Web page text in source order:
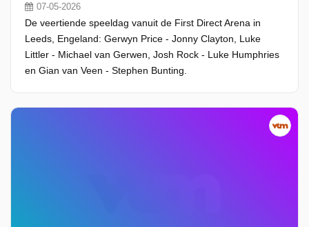
07-05-2026
De veertiende speeldag vanuit de First Direct Arena in
Leeds, Engeland: Gerwyn Price - Jonny Clayton, Luke
Littler - Michael van Gerwen, Josh Rock - Luke Humphries
en Gian van Veen - Stephen Bunting.